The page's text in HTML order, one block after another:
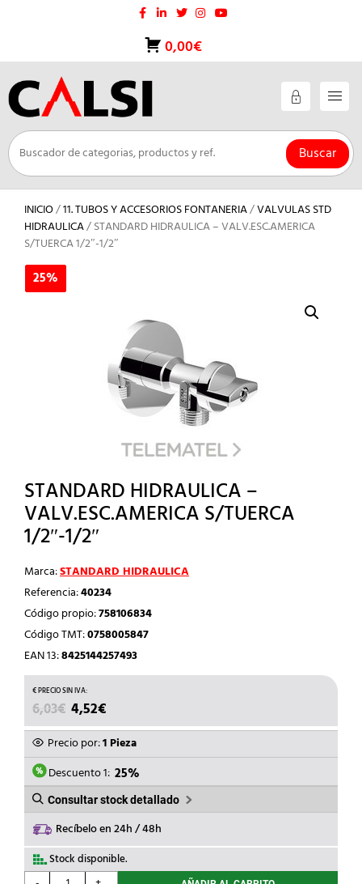
0,00€
Buscar
INICIO/11. TUBOS Y ACCESORIOS FONTANERIA/VALVULAS STD
HIDRAULICA/ STANDARD HIDRAULICA – VALV.ESC.AMERICA
S/TUERCA 1/2″-1/2″
25%
STANDARD HIDRAULICA –
VALV.ESC.AMERICA S/TUERCA
1/2″-1/2″
Marca:STANDARD HIDRAULICA
Referencia:40234
Código propio:758106834
Código TMT:0758005847
EAN 13:8425144257493
6,03€ EL
PRECIO
ORIGINAL
ERA:
6,03€.
4,52€
PRECIO
ACTUAL
ES:
4,52€.
Precio por:1 Pieza
Descuento 1: 25%
Consultar stock detallado
Recíbelo en 24h / 48h
Stock disponible.
STANDARD
25%